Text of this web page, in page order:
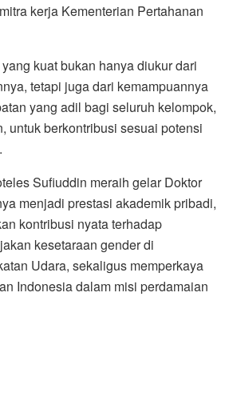
kerja Kementerian Pertahanan
kuat bukan hanya diukur dari
tetapi juga dari kemampuannya
yang adil bagi seluruh kelompok,
untuk berkontribusi sesuai potensi
Sufiuddin meraih gelar Doktor
menjadi prestasi akademik pribadi,
kontribusi nyata terhadap
kesetaraan gender di
Udara, sekaligus memperkaya
Indonesia dalam misi perdamaian